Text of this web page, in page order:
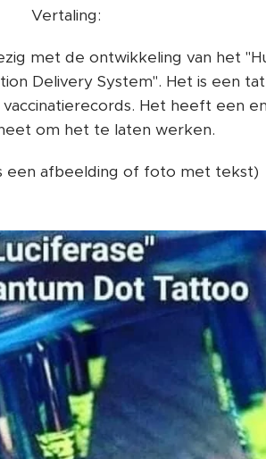
Vertaling:
met de ontwikkeling van het
Delivery System". Het is een
Het heeft een
om het te laten werken.
een afbeelding of foto met tekst)